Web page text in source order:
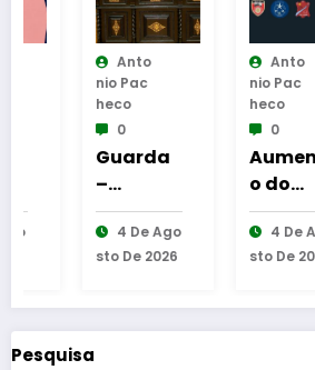
Anto
Guarda
Assinatu
ra dos
protocol
ção
4 De Ago
Sto De 2026
Anto
Aument
número
equipas
4 De Ago
Sto De 2026
Pesquisa